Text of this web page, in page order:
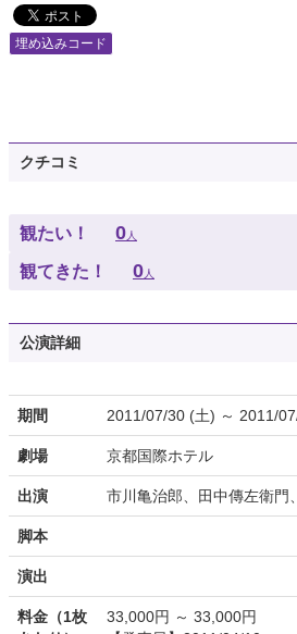
埋め込みコード
クチコミ
観たい！ 0人
観てきた！ 0人
公演詳細
期間 2011/07/30 (土) ～ 2011/
劇場 京都国際ホテル
出演 市川亀治郎、田中傳左衛門
脚本
演出
料金（1枚
33,000円 ～ 33,000円